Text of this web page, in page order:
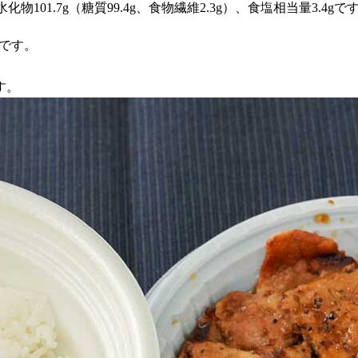
物101.7g（糖質99.4g、食物繊維2.3g）、食塩相当量3.4gで
す。